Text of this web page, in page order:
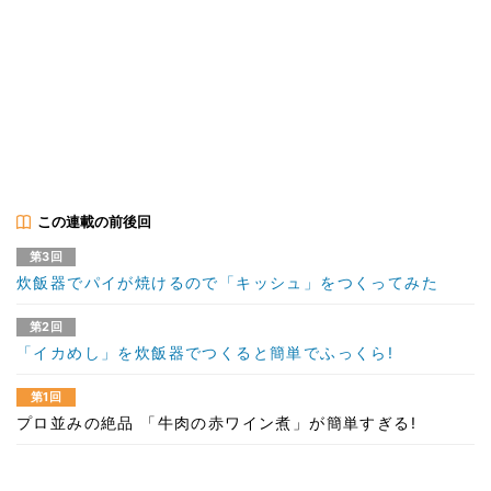
この連載の前後回
第3回
炊飯器でパイが焼けるので「キッシュ」をつくってみた
第2回
「イカめし」を炊飯器でつくると簡単でふっくら!
第1回
プロ並みの絶品 「牛肉の赤ワイン煮」が簡単すぎる!